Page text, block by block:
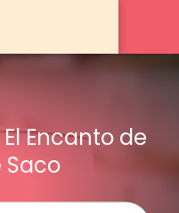
Encanto de
Saco